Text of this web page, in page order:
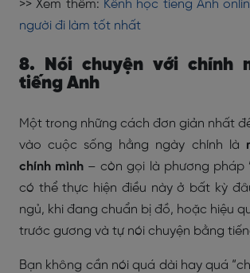
>> Xem thêm: Kênh học tiếng Anh
người đi làm tốt nhất
8. Nói chuyện với chính
tiếng Anh
Một trong những cách đơn giản nhất
vào cuộc sống hằng ngày chính là
chính mình – còn gọi là phương pháp
có thể thực hiện điều này ở bất kỳ
ngủ, khi đang chuẩn bị đồ, hoặc hiệu
trước gương và tự nói chuyện bằng
Bạn không cần nói quá dài hay quá